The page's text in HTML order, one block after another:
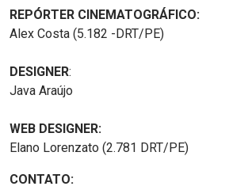
REPÓRTER CINEMATOGRÁFICO:
Alex Costa (5.182 -DRT/PE)
DESIGNER:
Java Araújo
WEB DESIGNER:
Elano Lorenzato (2.781 DRT/PE)
CONTATO: